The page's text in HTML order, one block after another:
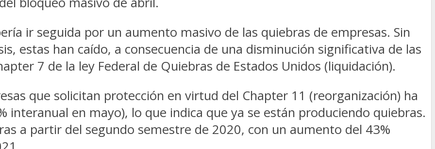
ir seguida por un aumento masivo de las quiebras de empresas. Sin
estas han caído, a consecuencia de una disminución significativa de las
7 de la ley Federal de Quiebras de Estados Unidos (liquidación).
que solicitan protección en virtud del Chapter 11 (reorganización) ha
interanual en mayo), lo que indica que ya se están produciendo quiebras.
a partir del segundo semestre de 2020, con un aumento del 43%